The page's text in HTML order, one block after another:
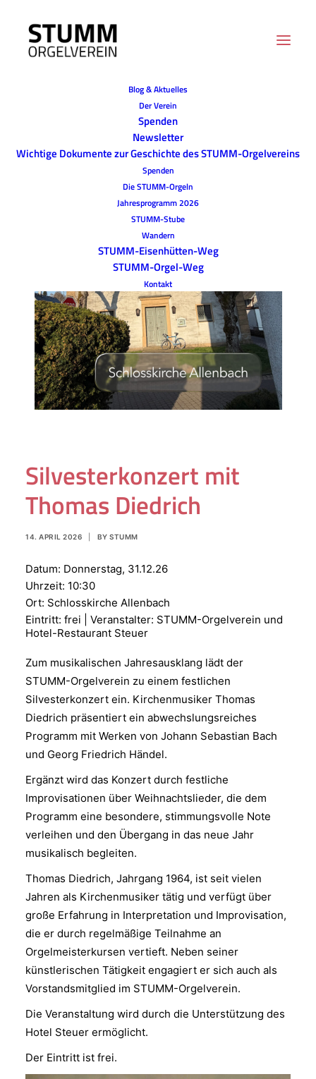
Blog & Aktuelles
Der Verein
Spenden
Newsletter
Wichtige Dokumente zur Geschichte des STUMM-Orgelvereins
Spenden
Die STUMM-Orgeln
Jahresprogramm 2026
STUMM-Stube
Wandern
STUMM-Eisenhütten-Weg
STUMM-Orgel-Weg
Kontakt
Silvesterkonzert mit
Thomas Diedrich
14. APRIL 2026 BY STUMM
Datum: Donnerstag, 31.12.26
Uhrzeit: 10:30
Ort: Schlosskirche Allenbach
Eintritt: frei | Veranstalter: STUMM-Orgelverein und
Hotel-Restaurant Steuer
Zum musikalischen Jahresausklang lädt der
STUMM-Orgelverein zu einem festlichen
Silvesterkonzert ein. Kirchenmusiker Thomas
Diedrich präsentiert ein abwechslungsreiches
Programm mit Werken von Johann Sebastian Bach
und Georg Friedrich Händel.
Ergänzt wird das Konzert durch festliche
Improvisationen über Weihnachtslieder, die dem
Programm eine besondere, stimmungsvolle Note
verleihen und den Übergang in das neue Jahr
musikalisch begleiten.
Thomas Diedrich, Jahrgang 1964, ist seit vielen
Jahren als Kirchenmusiker tätig und verfügt über
große Erfahrung in Interpretation und Improvisation,
die er durch regelmäßige Teilnahme an
Orgelmeisterkursen vertieft. Neben seiner
künstlerischen Tätigkeit engagiert er sich auch als
Vorstandsmitglied im STUMM-Orgelverein.
Die Veranstaltung wird durch die Unterstützung des
Hotel Steuer ermöglicht.
Der Eintritt ist frei.